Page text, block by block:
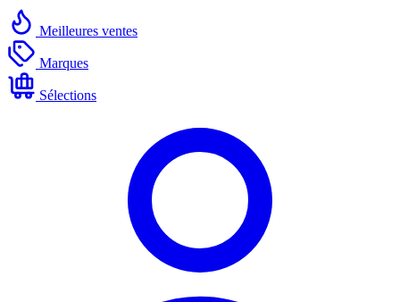
Meilleures ventes
Marques
Sélections